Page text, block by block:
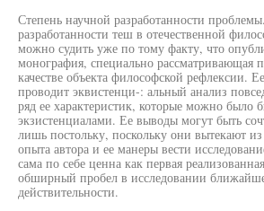
Степень научной разработанности
разработанности теш в отечественной
можно судить уже по тому факту, что
монография, специально рассматривающая
качестве объекта философской рефлексии.
проводит эквистенци-: альный анализ
ряд ее характеристик, которые можно было
экзистенциалами. Ее выводы могут быть
лишь постольку, поскольку они вытекают
опыта автора и ее манеры вести
сама по себе ценна как первая
обширный пробел в исследовании
действительности.